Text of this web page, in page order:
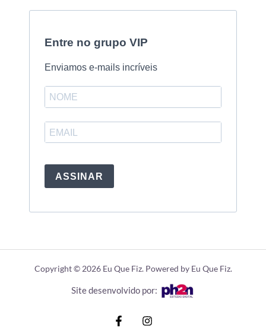
Entre no grupo VIP
Enviamos e-mails incríveis
ASSINAR
Copyright © 2026 Eu Que Fiz. Powered by Eu Que Fiz.
Site desenvolvido por: